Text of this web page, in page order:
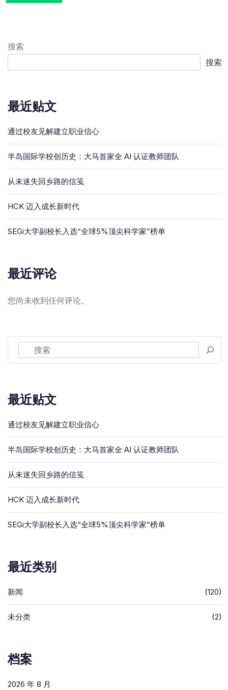
搜索
搜索
最近贴文
通过校友见解建立职业信心
半岛国际学校创历史：大马首家全 AI 认证教师团队
从未迷失回乡路的信笺
HCK 迈入成长新时代
SEGi大学副校长入选“全球5%顶尖科学家”榜单
最近评论
您尚未收到任何评论。
最近贴文
通过校友见解建立职业信心
半岛国际学校创历史：大马首家全 AI 认证教师团队
从未迷失回乡路的信笺
HCK 迈入成长新时代
SEGi大学副校长入选“全球5%顶尖科学家”榜单
最近类别
新闻 (120)
未分类 (2)
档案
2026 年 8 月